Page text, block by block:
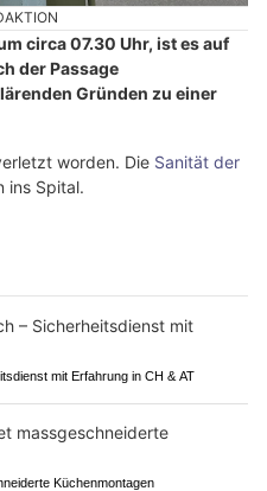
circa 07.30 Uhr, ist es auf
der Passage
Gründen zu einer
worden. Die Sanität der
ins Spital.
mit Erfahrung in CH & AT
Küchenmontagen